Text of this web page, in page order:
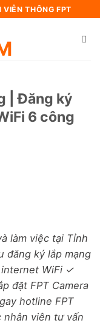
THÔNG FPT
| Đăng ký
6 công
làm việc tại Tỉnh
đăng ký lắp mạng
WiFi ✓
đặt FPT Camera
hotline FPT
nhân viên tư vấn